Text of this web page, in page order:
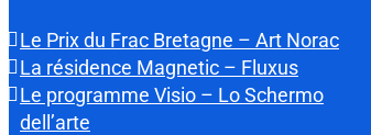
Le Prix du Frac Bretagne – Art Norac
La résidence Magnetic – Fluxus
Le programme Visio – Lo Schermo
dell’arte